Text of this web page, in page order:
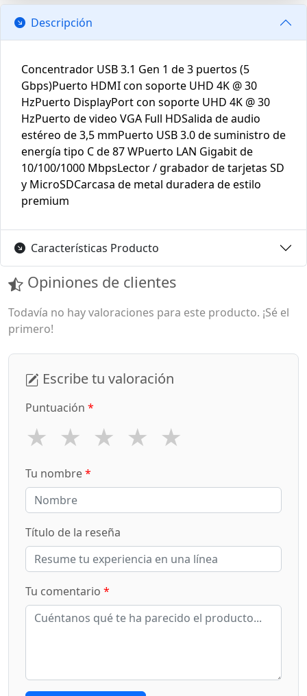
Descripción
Concentrador USB 3.1 Gen 1 de 3 puertos (5
Gbps)Puerto HDMI con soporte UHD 4K @ 30
HzPuerto DisplayPort con soporte UHD 4K @ 30
HzPuerto de video VGA Full HDSalida de audio
estéreo de 3,5 mmPuerto USB 3.0 de suministro de
energía tipo C de 87 WPuerto LAN Gigabit de
10/100/1000 MbpsLector / grabador de tarjetas SD
y MicroSDCarcasa de metal duradera de estilo
premium
Características Producto
Opiniones de clientes
Todavía no hay valoraciones para este producto. ¡Sé el
primero!
Escribe tu valoración
Puntuación *
★ ★ ★ ★ ★
Tu nombre*
Título de la reseña
Tu comentario *